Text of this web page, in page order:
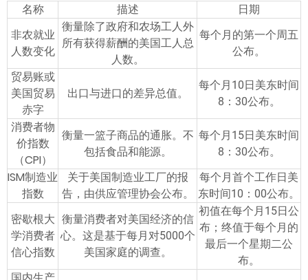
名称 描述
日期
非农就业
人数变化
衡量除了政府和农场工人外
所有获得薪酬的美国工人总
人数。
每个月的第一个周五
公布。
贸易账或
美国贸易
赤字
出口与进口的差异总值。
每个月10日美东时间
8：30公布。
消费者物
价指数
（CPI）
衡量一篮子商品的通胀。不
包括食品和能源。
每个月15日美东时间
8：30公布。
ISM制造业
指数
关于美国制造业工厂的报
告，由供应管理协会公布。
每个月首个工作日美
东时间10：00公布。
密歇根大
学消费者
信心指数
衡量消费者对美国经济的信
心。这是基于每月对5000个
美国家庭的调查。
初值在每个月15日公
布；终值于每个月的
最后一个星期二公
布。